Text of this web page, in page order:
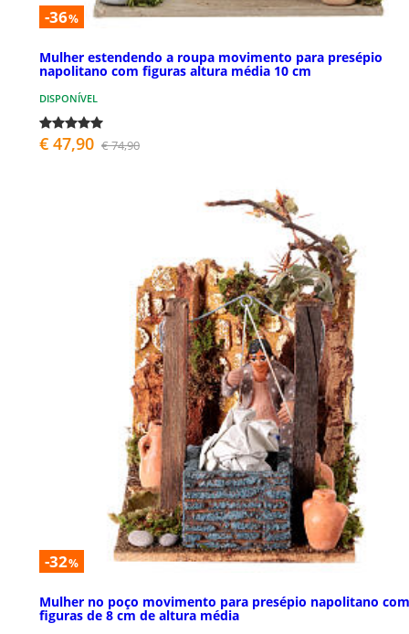
-36%
Mulher estendendo a roupa movimento para presépio
napolitano com figuras altura média 10 cm
DISPONÍVEL
€ 47,90 € 74,90
-32%
Mulher no poço movimento para presépio napolitano com
figuras de 8 cm de altura média